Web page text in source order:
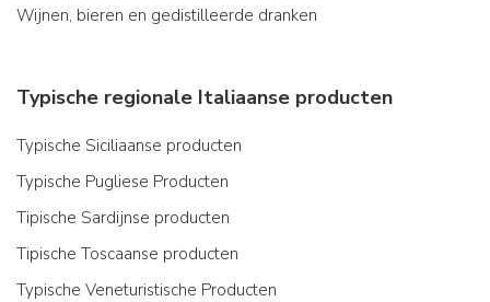
Wijnen, bieren en gedistilleerde dranken
Typische regionale Italiaanse producten
Typische Siciliaanse producten
Typische Pugliese Producten
Tipische Sardijnse producten
Tipische Toscaanse producten
Typische Veneturistische Producten